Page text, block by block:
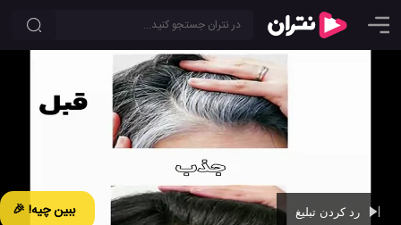
ببین چیه! 🎉